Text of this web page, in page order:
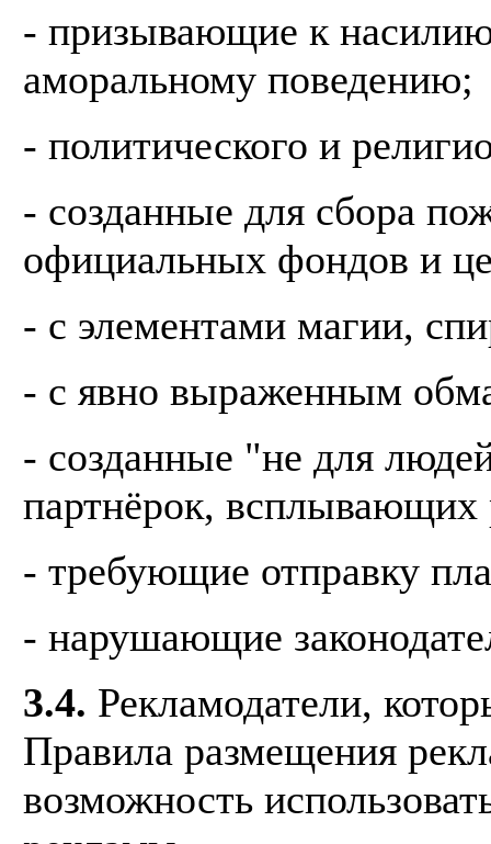
- призывающие к
аморальному поведению;
- политического и
- созданные для сбора
официальных фондов и
- с элементами магии,
- с явно выраженным
- созданные "не для
партнёрок, всплывающих
- требующие отправку
- нарушающие
3.4. Рекламодатели,
Правила размещения
возможность